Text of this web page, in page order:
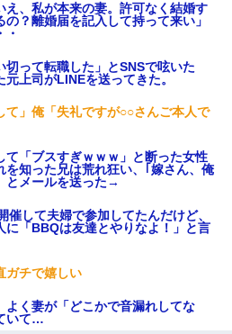
え、私が本来の妻。許可なく結婚す
？離婚届を記入して持って来い」
切って転職した」とSNSで呟いた
上司がLINEを送ってきた。
て」俺「失礼ですが○○さんご本人で
て「ブスすぎｗｗｗ」と断った女性
を知った兄は荒れ狂い、｢嫁さん、俺
とメールを送った→
して夫婦で参加してたんだけど、
に「BBQは友達とやりなよ！」と言
ガチで嬉しい
よく妻が「どこかで音漏れしてな
いて…